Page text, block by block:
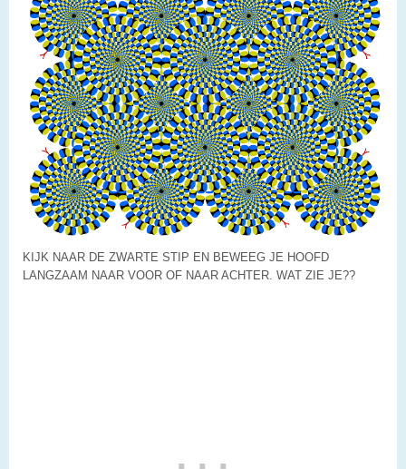
KIJK NAAR DE ZWARTE STIP EN BEWEEG JE HOOFD
LANGZAAM NAAR VOOR OF NAAR ACHTER. WAT ZIE JE??